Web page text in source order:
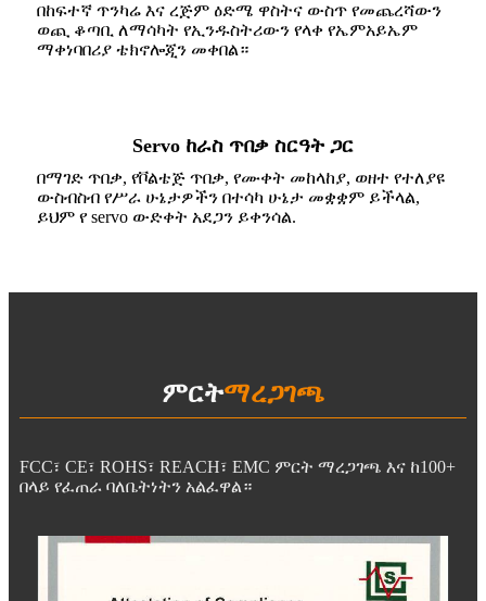
በከፍተኛ ጥንካሬ እና ረጅም ዕድሜ ዋስትና ውስጥ የመጨረሻውን
ወጪ ቆጣቢ ለማሳካት የኢንዱስትሪውን የላቀ የኤምአይኤም
ማቀነባበሪያ ቴክኖሎጂን መቀበል።
Servo ከራስ ጥበቃ ስርዓት ጋር
በማገድ ጥበቃ, የቮልቴጅ ጥበቃ, የሙቀት መከላከያ, ወዘተ የተለያዩ
ውስብስብ የሥራ ሁኔታዎችን በተሳካ ሁኔታ መቋቋም ይችላል,
ይህም የ servo ውድቀት አደጋን ይቀንሳል.
ምርትማረጋገጫ
FCC፣ CE፣ ROHS፣ REACH፣ EMC ምርት ማረጋገጫ እና ከ100+
በላይ የፈጠራ ባለቤትነትን አልፈዋል።